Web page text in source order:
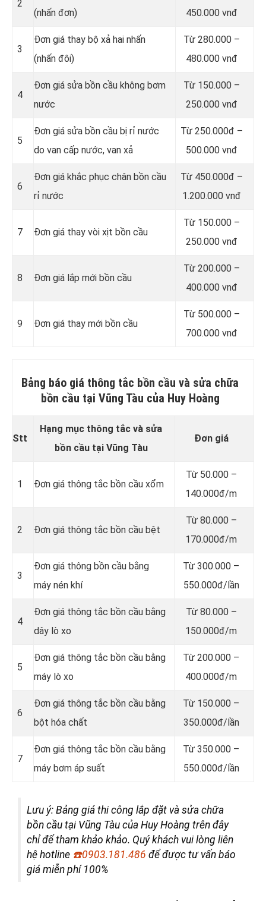
2
(nhấn đơn)
450.000 vnđ
3
Đơn giá thay bộ xả hai nhấn
(nhấn đôi)
Từ 280.000 –
480.000 vnđ
4
Đơn giá sửa bồn cầu không bơm
nước
Từ 150.000 –
250.000 vnđ
5
Đơn giá sửa bồn cầu bị rỉ nước
do van cấp nước, van xả
Từ 250.000đ –
500.000 vnđ
6
Đơn giá khắc phục chân bồn cầu
rỉ nước
Từ 450.000đ –
1.200.000 vnđ
7 Đơn giá thay vòi xịt bồn cầu
Từ 150.000 –
250.000 vnđ
8 Đơn giá lắp mới bồn cầu
Từ 200.000 –
400.000 vnđ
9 Đơn giá thay mới bồn cầu
Từ 500.000 –
700.000 vnđ
Bảng báo giá thông tắc bồn cầu và sửa chữa
bồn cầu tại Vũng Tàu của Huy Hoàng
Stt
Hạng mục thông tắc và sửa
bồn cầu tại Vũng Tàu
Đơn giá
1 Đơn giá thông tắc bồn cầu xổm
Từ 50.000 –
140.000đ/m
2 Đơn giá thông tắc bồn cầu bệt
Từ 80.000 –
170.000đ/m
3
Đơn giá thông bồn cầu bằng
máy nén khí
Từ 300.000 –
550.000đ/lần
4
Đơn giá thông tắc bồn cầu bằng
dây lò xo
Từ 80.000 –
150.000đ/m
5
Đơn giá thông tắc bồn cầu bằng
máy lò xo
Từ 200.000 –
400.000đ/m
6
Đơn giá thông tắc bồn cầu bằng
bột hóa chất
Từ 150.000 –
350.000đ/lần
7
Đơn giá thông tắc bồn cầu bằng
máy bơm áp suất
Từ 350.000 –
550.000đ/lần
Lưu ý: Bảng giá thi công lắp đặt và sửa chữa
bồn cầu tại Vũng Tàu của Huy Hoàng trên đây
chỉ để tham khảo khảo. Quý khách vui lòng liên
hệ hotline ☎️0903.181.486 để được tư vấn báo
giá miễn phí 100%